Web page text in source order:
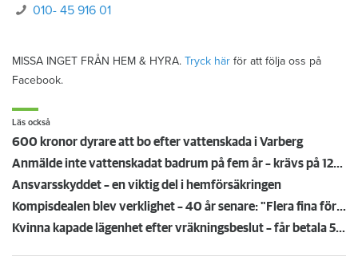
010- 45 916 01
MISSA INGET FRÅN HEM & HYRA. Tryck här för att följa oss på
Facebook.
Läs också
600 kronor dyrare att bo efter vattenskada i Varberg
Anmälde inte vattenskadat badrum på fem år – krävs på 125 000 kronor
Ansvarsskyddet – en viktig del i hemförsäkringen
Kompisdealen blev verklighet – 40 år senare: "Flera fina fördelar med att dela bostad"
Kvinna kapade lägenhet efter vräkningsbeslut – får betala 50 000